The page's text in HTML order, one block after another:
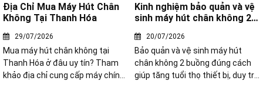
Địa Chỉ Mua Máy Hút Chân
Không Tại Thanh Hóa
29/07/2026
Mua máy hút chân không tại
Thanh Hóa ở đâu uy tín? Tham
khảo địa chỉ cung cấp máy chính
Kinh nghiệm bảo quản và vệ
sinh máy hút chân không 2
20/07/2026
Bảo quản và vệ sinh máy hút
chân không 2 buồng đúng cách
giúp tăng tuổi thọ thiết bị, duy trì